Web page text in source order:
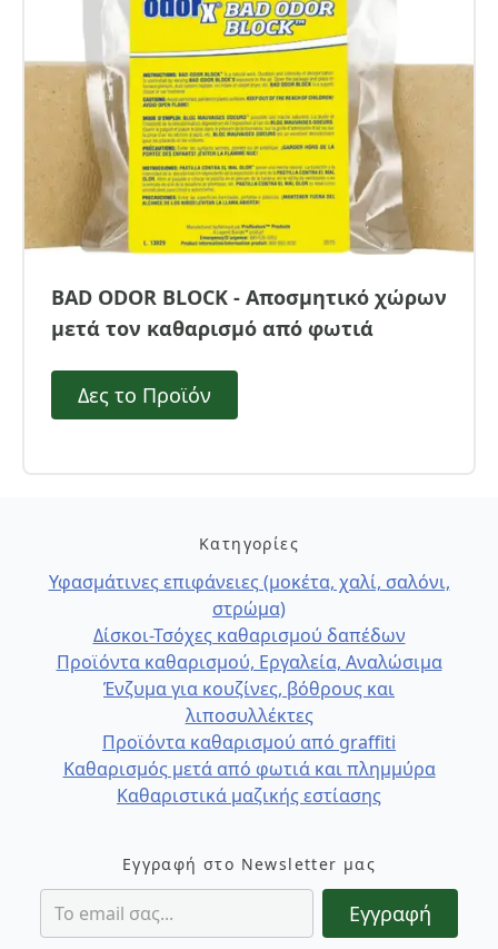
BAD ODOR BLOCK - Αποσμητικό χώρων
μετά τον καθαρισμό από φωτιά
Δες το Προϊόν
Κατηγορίες
Υφασμάτινες επιφάνειες (μοκέτα, χαλί, σαλόνι,
στρώμα)
Δίσκοι-Τσόχες καθαρισμού δαπέδων
Προϊόντα καθαρισμού, Εργαλεία, Αναλώσιμα
Ένζυμα για κουζίνες, βόθρους και
λιποσυλλέκτες
Προϊόντα καθαρισμού από graffiti
Καθαρισμός μετά από φωτιά και πλημμύρα
Καθαριστικά μαζικής εστίασης
Εγγραφή στο Newsletter μας
Εγγραφή